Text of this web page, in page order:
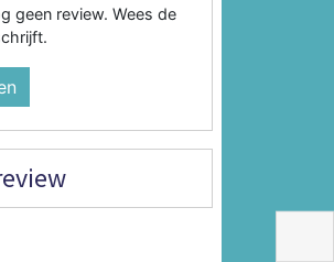
geen review. Wees de